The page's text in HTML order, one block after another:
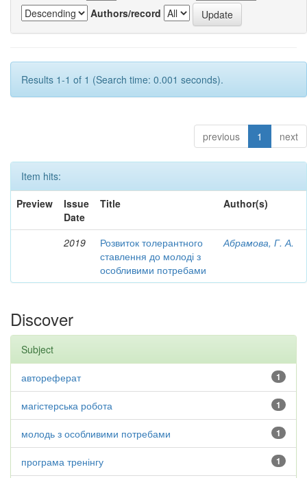
Authors/record
Results 1-1 of 1 (Search time: 0.001 seconds).
previous 1 next
Item hits:
Preview
Issue
Date
Title Author(s)
2019
Розвиток толерантного
ставлення до молоді з
особливими потребами
Абрамова, Г. А.
Discover
Subject
1
автореферат
1
магістерська робота
1
молодь з особливими потребами
1
програма тренінгу